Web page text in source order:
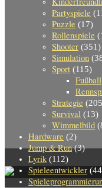
Partyspiele
Puzzle (17)
Rollenspiele
Shooter (351)
Simulation
Sport (115)
Fußball
Strategie
Survival (13)
Wimmelbild
Hardware (2)
Jump & Run(3)
Lyrik (112)
Spieleentwickler